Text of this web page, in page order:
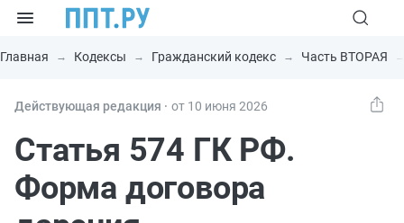
Главная Кодексы Гражданский кодекс Часть ВТОРАЯ
Действующая редакция ⸱ от 10 июня 2026
Статья 574 ГК РФ.
Форма договора